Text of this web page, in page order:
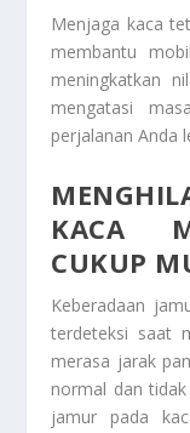
Menjaga kaca
membantu
meningkatkan
mengatasi
perjalanan Anda
KACA
CUKUP
Keberadaan
terdeteksi saat
merasa jarak
normal dan
jamur pada